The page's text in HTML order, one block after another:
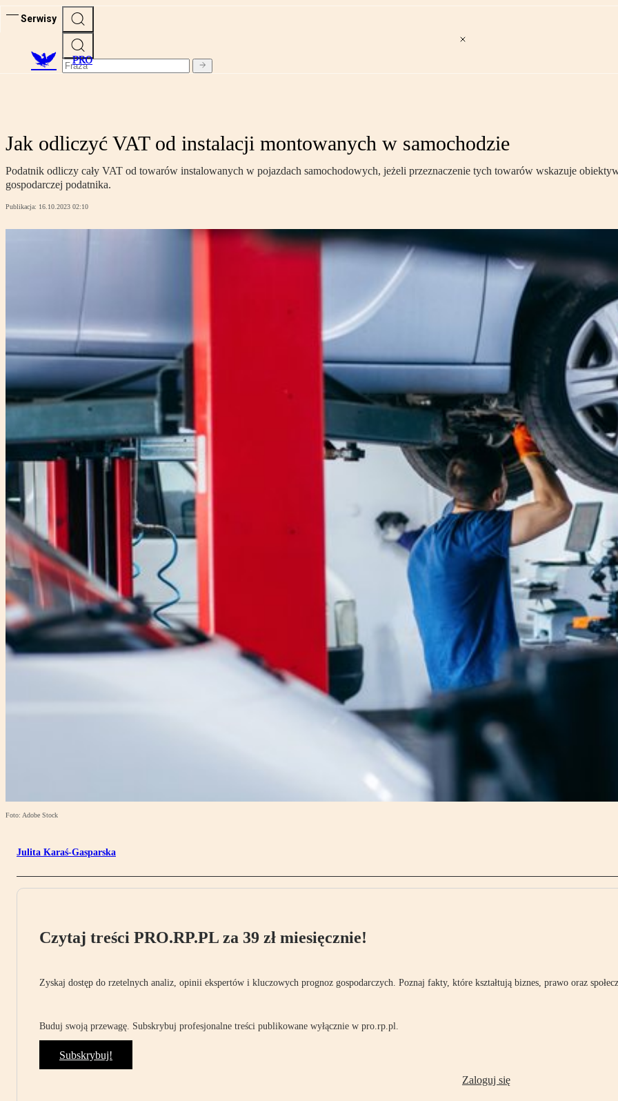
Serwisy
PRO
Jak odliczyć VAT od instalacji montowanych w samochodzie
Podatnik odliczy cały VAT od towarów instalowanych w pojazdach samochodowych, jeżeli przeznaczenie tych towarów wskazuje
gospodarczej podatnika.
Publikacja: 16.10.2023 02:10
Foto: Adobe Stock
Julita Karaś-Gasparska
Czytaj treści PRO.RP.PL za 39 zł miesięcznie!
Zyskaj dostęp do rzetelnych analiz, opinii ekspertów i kluczowych prognoz gospodarczych. Poznaj fakty, które kształtują biznes, prawo oraz
Buduj swoją przewagę. Subskrybuj profesjonalne treści publikowane wyłącznie w pro.rp.pl.
Subskrybuj!
Zaloguj się